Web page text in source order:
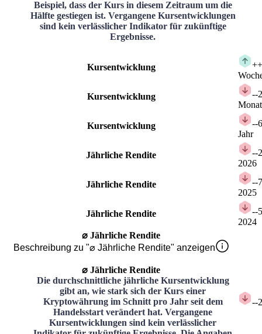
Beispiel, dass der Kurs in diesem Zeitraum um die
Hälfte gestiegen ist. Vergangene Kursentwicklungen
sind kein verlässlicher Indikator für zukünftige
Ergebnisse.
Kursentwicklung +
Kursentwicklung --
Monat
Kursentwicklung --
Jahr
Jährliche Rendite --
2026
Jährliche Rendite --
2025
Jährliche Rendite --
2024
⌀ Jährliche Rendite
Beschreibung zu "⌀ Jährliche Rendite" anzeigen
⌀ Jährliche Rendite
Die durchschnittliche jährliche Kursentwicklung
gibt an, wie stark sich der Kurs einer
Kryptowährung im Schnitt pro Jahr seit dem
Handelsstart verändert hat. Vergangene
Kursentwicklungen sind kein verlässlicher
--